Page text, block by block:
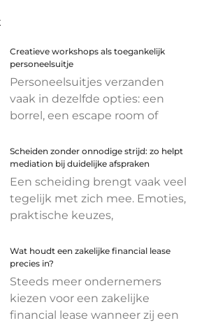
Creatieve workshops als toegankelijk
personeelsuitje
Personeelsuitjes verzanden
vaak in dezelfde opties: een
borrel, een escape room of
Scheiden zonder onnodige strijd: zo helpt
mediation bij duidelijke afspraken
Een scheiding brengt vaak veel
tegelijk met zich mee. Emoties,
praktische keuzes,
Wat houdt een zakelijke financial lease
precies in?
Steeds meer ondernemers
kiezen voor een zakelijke
financial lease wanneer zij een